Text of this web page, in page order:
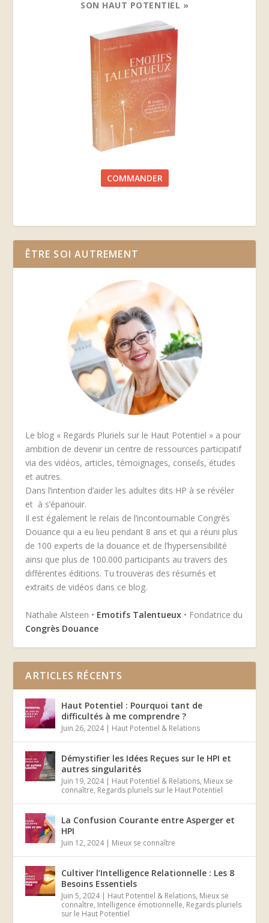
SON HAUT POTENTIEL »
COMMANDER
ÊTRE SOI AUTREMENT
Le blog « Regards Pluriels sur le Haut Potentiel » a pour
ambition de devenir un centre de ressources participatif
via des vidéos, articles, témoignages, conseils, études
et autres.
Dans l’intention d’aider les adultes dits HP à se révéler
et à s’épanouir.
Il est également le relais de l’incontournable Congrès
Douance qui a eu lieu pendant 8 ans et qui a réuni plus
de 100 experts de la douance et de l’hypersensibilité
ainsi que plus de 100.000 participants au travers des
différentes éditions. Tu trouveras des résumés et
extraits de vidéos dans ce blog.
Nathalie Alsteen • Emotifs Talentueux • Fondatrice du
Congrès Douance
ARTICLES RÉCENTS
Haut Potentiel : Pourquoi tant de
difficultés à me comprendre ?
Juin 26, 2024| Haut Potentiel & Relations
Démystifier les Idées Reçues sur le HPI et
autres singularités
Juin 19, 2024| Haut Potentiel & Relations, Mieux se
connaître, Regards pluriels sur le Haut Potentiel
La Confusion Courante entre Asperger et
HPI
Juin 12, 2024| Mieux se connaître
Cultiver l’Intelligence Relationnelle : Les 8
Besoins Essentiels
Juin 5, 2024| Haut Potentiel & Relations, Mieux se
connaître, Intelligence émotionnelle, Regards pluriels
sur le Haut Potentiel